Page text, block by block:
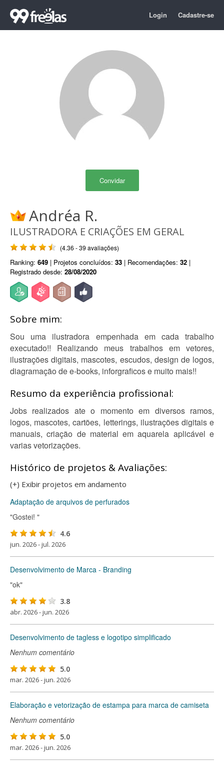
Login Cadastre-se
Convidar
Andréa R.
ILUSTRADORA E CRIAÇÕES EM GERAL
(4.36 - 39 avaliações)
Ranking: 649 | Projetos concluídos: 33 | Recomendações: 32 |
Registrado desde: 28/08/2020
Sobre mim:
Sou uma ilustradora empenhada em cada trabalho
executado!! Realizando meus trabalhos em vetores,
ilustrações digitais, mascotes, escudos, design de logos,
diagramação de e-books, inforgraficos e muito mais!!
Resumo da experiência profissional:
Jobs realizados ate o momento em diversos ramos,
logos, mascotes, cartões, letterings, ilustrações digitais e
manuais, criação de material em aquarela aplicável e
varias vetorizações.
Histórico de projetos & Avaliações:
(+) Exibir projetos em andamento
Adaptação de arquivos de perfurados
"Gostei! "
4.6
jun. 2026 - jul. 2026
Desenvolvimento de Marca - Branding
"ok"
3.8
abr. 2026 - jun. 2026
Desenvolvimento de tagless e logotipo simplificado
Nenhum comentário
5.0
mar. 2026 - jun. 2026
Elaboração e vetorização de estampa para marca de camiseta
Nenhum comentário
5.0
mar. 2026 - jun. 2026